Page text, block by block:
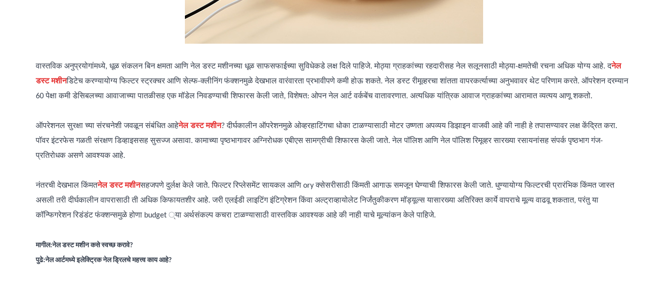
वास्तविक अनुप्रयोगांमध्ये, धूळ संकलन बिन क्षमता आणि नेल डस्ट मशीनच्या धूळ साफसफाईच्या सुविधेकडे लक्ष दिले पाहिजे. मोठ्या ग्राहकांच्या रहदारीसह नेल सलूनसाठी मोठ्या-क्षमतेची रचना अधिक योग्य आहे. दनेल
डस्ट मशीनडिटेच करण्यायोग्य फिल्टर स्ट्रक्चर आणि सेल्फ-क्लीनिंग फंक्शनमुळे देखभाल वारंवारता प्रभावीपणे कमी होऊ शकते. नेल डस्ट रीमूव्हरचा शांतता वापरकर्त्याच्या अनुभवावर थेट परिणाम करते. ऑपरेशन दरम्यान
60 पेक्षा कमी डेसिबलच्या आवाजाच्या पातळीसह एक मॉडेल निवडण्याची शिफारस केली जाते, विशेषत: ओपन नेल आर्ट वर्कबेंच वातावरणात. अत्यधिक यांत्रिक आवाज ग्राहकांच्या आरामात व्यत्यय आणू शकतो.
ऑपरेशनल सुरक्षा च्या संरचनेशी जवळून संबंधित आहेनेल डस्ट मशीन? दीर्घकालीन ऑपरेशनमुळे ओव्हरहाटिंगचा धोका टाळण्यासाठी मोटर उष्णता अपव्यय डिझाइन वाजवी आहे की नाही हे तपासण्यावर लक्ष केंद्रित करा.
पॉवर इंटरफेस गळती संरक्षण डिव्हाइससह सुसज्ज असावा. कामाच्या पृष्ठभागावर अग्निरोधक एबीएस सामग्रीची शिफारस केली जाते. नेल पॉलिश आणि नेल पॉलिश रिमूव्हर सारख्या रसायनांसह संपर्क पृष्ठभाग गंज-
प्रतिरोधक असणे आवश्यक आहे.
नंतरची देखभाल किंमतनेल डस्ट मशीनसहजपणे दुर्लक्ष केले जाते. फिल्टर रिप्लेसमेंट सायकल आणि ory क्सेसरीसाठी किंमती आगाऊ समजून घेण्याची शिफारस केली जाते. धुण्यायोग्य फिल्टरची प्रारंभिक किंमत जास्त
असली तरी दीर्घकालीन वापरासाठी ती अधिक किफायतशीर आहे. जरी एलईडी लाइटिंग इंटिग्रेशन किंवा अल्ट्राव्हायोलेट निर्जंतुकीकरण मॉड्यूल्स यासारख्या अतिरिक्त कार्ये वापराचे मूल्य वाढवू शकतात, परंतु या
कॉन्फिगरेशन रिडंडंट फंक्शन्समुळे होणा budget ्या अर्थसंकल्प कचरा टाळण्यासाठी वास्तविक आवश्यक आहे की नाही याचे मूल्यांकन केले पाहिजे.
मागील:नेल डस्ट मशीन कसे स्वच्छ करावे?
पुढे:नेल आर्टमध्ये इलेक्ट्रिक नेल ड्रिलचे महत्त्व काय आहे?